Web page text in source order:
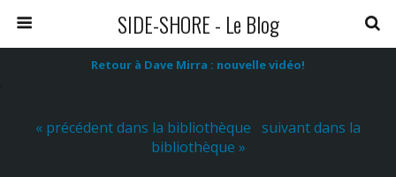
SIDE-SHORE - Le Blog
Retour à Dave Mirra : nouvelle vidéo!
« précédent dans la bibliothèque suivant dans la
bibliothèque »